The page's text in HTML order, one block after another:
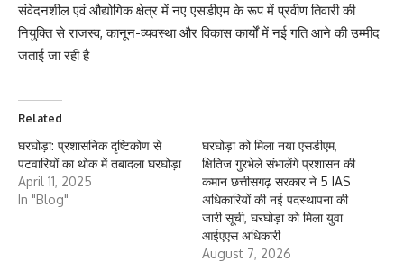
संवेदनशील एवं औद्योगिक क्षेत्र में नए एसडीएम के रूप में प्रवीण तिवारी की
नियुक्ति से राजस्व, कानून-व्यवस्था और विकास कार्यों में नई गति आने की उम्मीद
जताई जा रही है
Related
घरघोड़ा: प्रशासनिक दृष्टिकोण से
पटवारियों का थोक में तबादला घरघोड़ा
April 11, 2025
In "Blog"
घरघोड़ा को मिला नया एसडीएम,
क्षितिज गुरभेले संभालेंगे प्रशासन की
कमान छत्तीसगढ़ सरकार ने 5 IAS
अधिकारियों की नई पदस्थापना की
जारी सूची, घरघोड़ा को मिला युवा
आईएएस अधिकारी
August 7, 2026